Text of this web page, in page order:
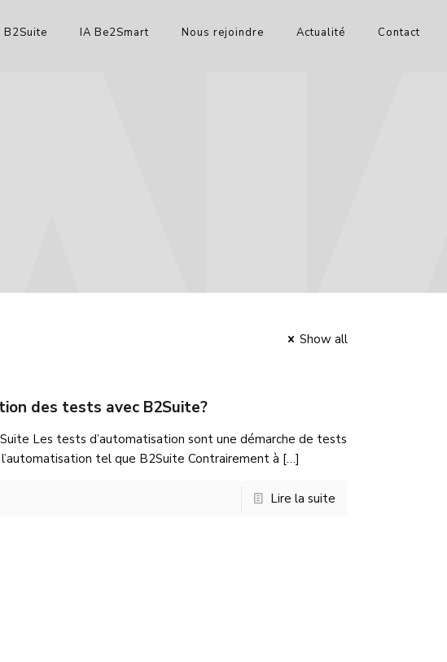
B2Suite IA Be2Smart Nous rejoindre Actualité Contact
Show all
des tests avec B2Suite?
Les tests d’automatisation sont une démarche de tests
tel que B2Suite Contrairement à […]
Lire la suite